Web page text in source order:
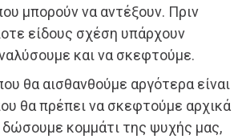
μπορούν να αντέξουν. Πριν
είδους σχέση υπάρχουν
και να σκεφτούμε.
θα αισθανθούμε αργότερα είναι
θα πρέπει να σκεφτούμε αρχικά
δώσουμε κομμάτι της ψυχής μας,